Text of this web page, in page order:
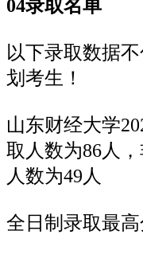
04录取名单
以下录取数据
划考生！
山东财经大学
取人数为86人
人数为49人
全日制录取最高